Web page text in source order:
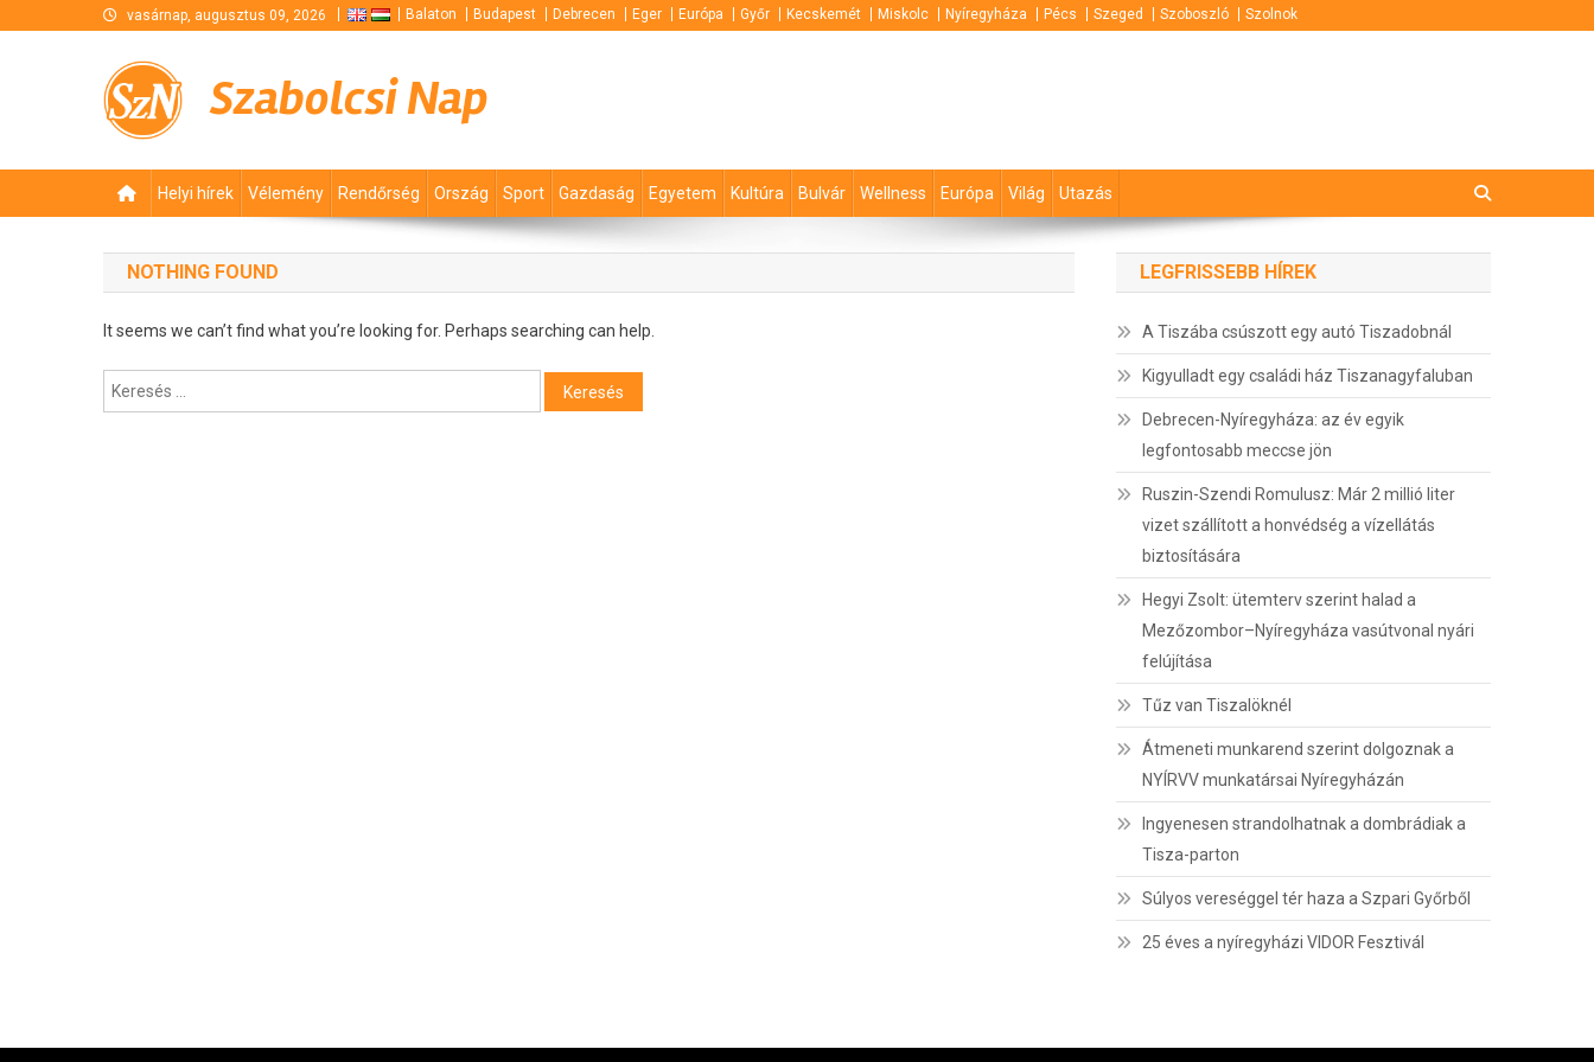
vasárnap, augusztus 09, 2026 Balaton Budapest Debrecen Eger Európa Győr Kecskemét Miskolc Nyíregyháza Pécs Szeged Szoboszló Szolnok
Szabolcsi Nap
Helyi hírek Vélemény Rendőrség Ország Sport Gazdaság Egyetem Kultúra Bulvár Wellness Európa Világ Utazás
NOTHING FOUND
It seems we can’t find what you’re looking for. Perhaps searching can help.
Keresés:
LEGFRISSEBB HÍREK
A Tiszába csúszott egy autó Tiszadobnál
Kigyulladt egy családi ház Tiszanagyfaluban
Debrecen-Nyíregyháza: az év egyik
legfontosabb meccse jön
Ruszin-Szendi Romulusz: Már 2 millió liter
vizet szállított a honvédség a vízellátás
biztosítására
Hegyi Zsolt: ütemterv szerint halad a
Mezőzombor–Nyíregyháza vasútvonal nyári
felújítása
Tűz van Tiszalöknél
Átmeneti munkarend szerint dolgoznak a
NYÍRVV munkatársai Nyíregyházán
Ingyenesen strandolhatnak a dombrádiak a
Tisza-parton
Súlyos vereséggel tér haza a Szpari Győrből
25 éves a nyíregyházi VIDOR Fesztivál